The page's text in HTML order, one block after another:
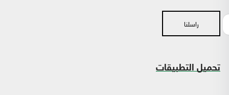
راسلنا
تحميل التطبيقات